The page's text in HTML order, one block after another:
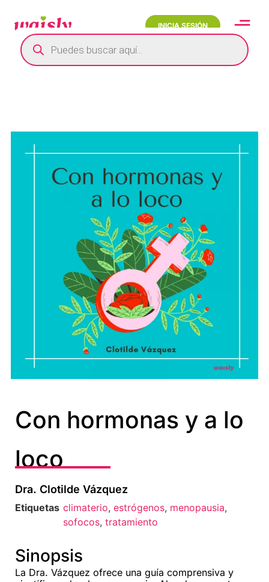
INICIA SESIÓN
Con hormonas y a lo
loco
Dra. Clotilde Vázquez
Etiquetas climaterio, estrógenos, menopausia,
sofocos, tratamiento
Sinopsis
La Dra. Vázquez ofrece una guía comprensiva y